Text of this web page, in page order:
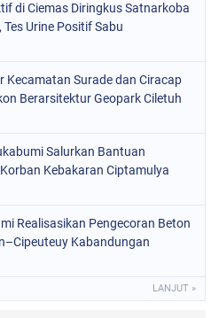
di Ciemas Diringkus Satnarkoba
Urine Positif Sabu
Kecamatan Surade dan Ciracap
Berarsitektur Geopark Ciletuh
Salurkan Bantuan
Kebakaran Ciptamulya
Realisasikan Pengecoran Beton
Kabandungan
LANJUT »